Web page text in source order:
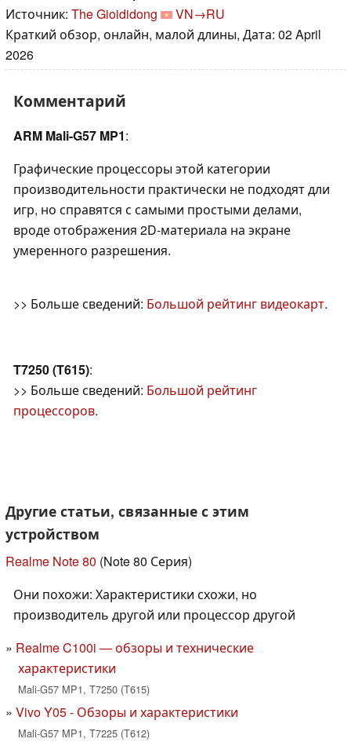
Источник: The Gioididong
VN→RU
Краткий обзор, онлайн, малой длины, Дата: 02 April
2026
Комментарий
ARM Mali-G57 MP1:
Графические процессоры этой категории
производительности практически не подходят дли
игр, но справятся с самыми простыми делами,
вроде отображения 2D-материала на экране
умеренного разрешения.
>> Больше сведений: Большой рейтинг видеокарт.
T7250 (T615):
>> Больше сведений: Большой рейтинг
процессоров.
Другие статьи, связанные с этим
устройством
Realme Note 80 (Note 80 Серия)
Они похожи: Характеристики схожи, но
производитель другой или процессор другой
Realme C100i — обзоры и технические
характеристики
Mali-G57 MP1, T7250 (T615)
Vivo Y05 - Обзоры и характеристики
Mali-G57 MP1, T7225 (T612)